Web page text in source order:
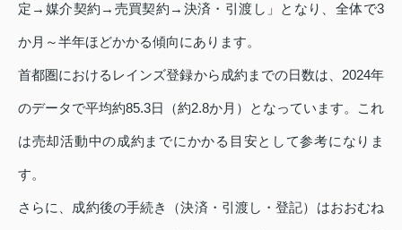
定→媒介契約→売買契約→決済・引渡し」となり、全体で3
か月～半年ほどかかる傾向にあります。
首都圏におけるレインズ登録から成約までの日数は、2024年
のデータで平均約85.3日（約2.8か月）となっています。これ
は売却活動中の成約までにかかる目安として参考になりま
す。
さらに、成約後の手続き（決済・引渡し・登記）はおおむね